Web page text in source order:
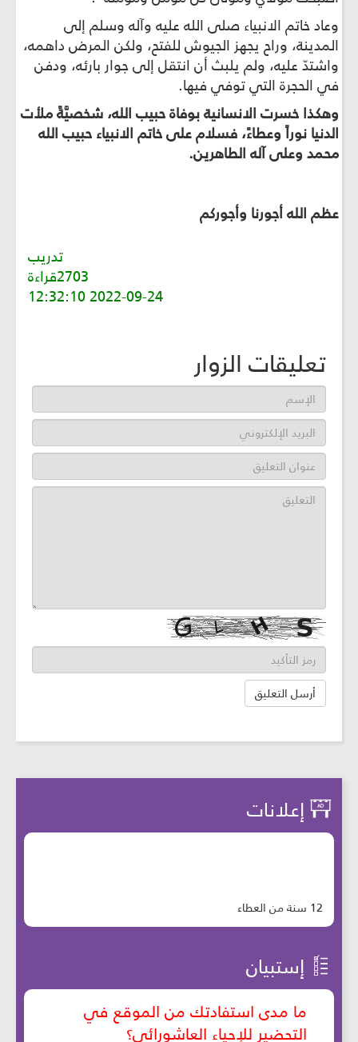
وعاد خاتم الانبياء صلى الله عليه وآله وسلم إلى
المدينة، وراح يجهز الجيوش للفتح، ولكن المرض داهمه،
واشتدّ عليه، ولم يلبث أن انتقل إلى جوار بارئه، ودفن
في الحجرة التي توفي فيها.
وهكذا خسرت الانسانية بوفاة حبيب الله، شخصيَّةً ملأت
الدنيا نوراً وعطاءً، فسلام على خاتم الانبياء حبيب الله
محمد وعلى آله الطاهرين.
عظم الله أجورنا وأجوركم
تدريب
2703قراءة
2022-09-24 12:32:10
تعليقات الزوار
إعلانات
12 سنة من العطاء
إستبيان